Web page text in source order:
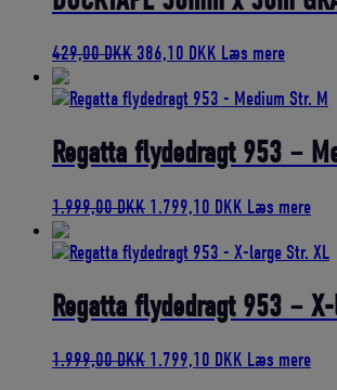
429,00DKK Den
pris
429,00 DKK.
386,10 DKK Den
pris
386,10 DKK.
Læs mere
Regatta flydedragt 953 –
1.999,00DKK Den
pris
1.999,00 DKK.
1.799,10 DKK Den
pris
1.799,10
Læs mere
Regatta flydedragt 953 –
1.999,00DKK Den
1.799,10 DKK Den
Læs mere